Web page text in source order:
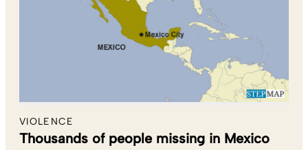
VIOLENCE
Thousands of people missing in Mexico